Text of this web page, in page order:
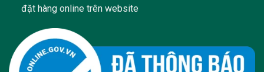
đặt hàng online trên website